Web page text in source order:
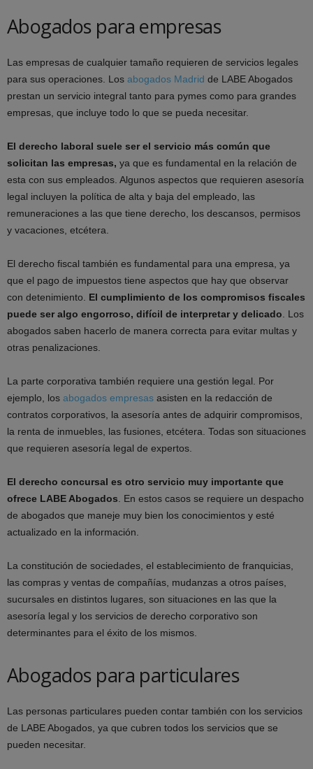
Abogados para empresas
Las empresas de cualquier tamaño requieren de servicios legales
para sus operaciones. Los abogados Madrid de LABE Abogados
prestan un servicio integral tanto para pymes como para grandes
empresas, que incluye todo lo que se pueda necesitar.
El derecho laboral suele ser el servicio más común que
solicitan las empresas, ya que es fundamental en la relación de
esta con sus empleados. Algunos aspectos que requieren asesoría
legal incluyen la política de alta y baja del empleado, las
remuneraciones a las que tiene derecho, los descansos, permisos
y vacaciones, etcétera.
El derecho fiscal también es fundamental para una empresa, ya
que el pago de impuestos tiene aspectos que hay que observar
con detenimiento. El cumplimiento de los compromisos fiscales
puede ser algo engorroso, difícil de interpretar y delicado . Los
abogados saben hacerlo de manera correcta para evitar multas y
otras penalizaciones.
La parte corporativa también requiere una gestión legal. Por
ejemplo, los abogados empresas asisten en la redacción de
contratos corporativos, la asesoría antes de adquirir compromisos,
la renta de inmuebles, las fusiones, etcétera. Todas son situaciones
que requieren asesoría legal de expertos.
El derecho concursal es otro servicio muy importante que
ofrece LABE Abogados . En estos casos se requiere un despacho
de abogados que maneje muy bien los conocimientos y esté
actualizado en la información.
La constitución de sociedades, el establecimiento de franquicias,
las compras y ventas de compañías, mudanzas a otros países,
sucursales en distintos lugares, son situaciones en las que la
asesoría legal y los servicios de derecho corporativo son
determinantes para el éxito de los mismos.
Abogados para particulares
Las personas particulares pueden contar también con los servicios
de LABE Abogados, ya que cubren todos los servicios que se
pueden necesitar.